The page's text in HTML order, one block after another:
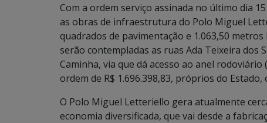
Com a ordem serviço assinada no último dia
as obras de infraestrutura do Polo Miguel
quadrados de pavimentação e 1.063,50
serão contempladas as ruas Ada Teixeira dos
Caminha, via que dá acesso ao anel
ordem de R$ 1.696.398,83, próprios do
O Polo Miguel Letteriello gera atualmente
economia diversificada, que vai desde a